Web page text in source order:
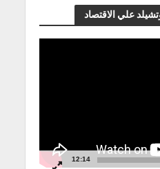
علي الاقتصاد
12:14